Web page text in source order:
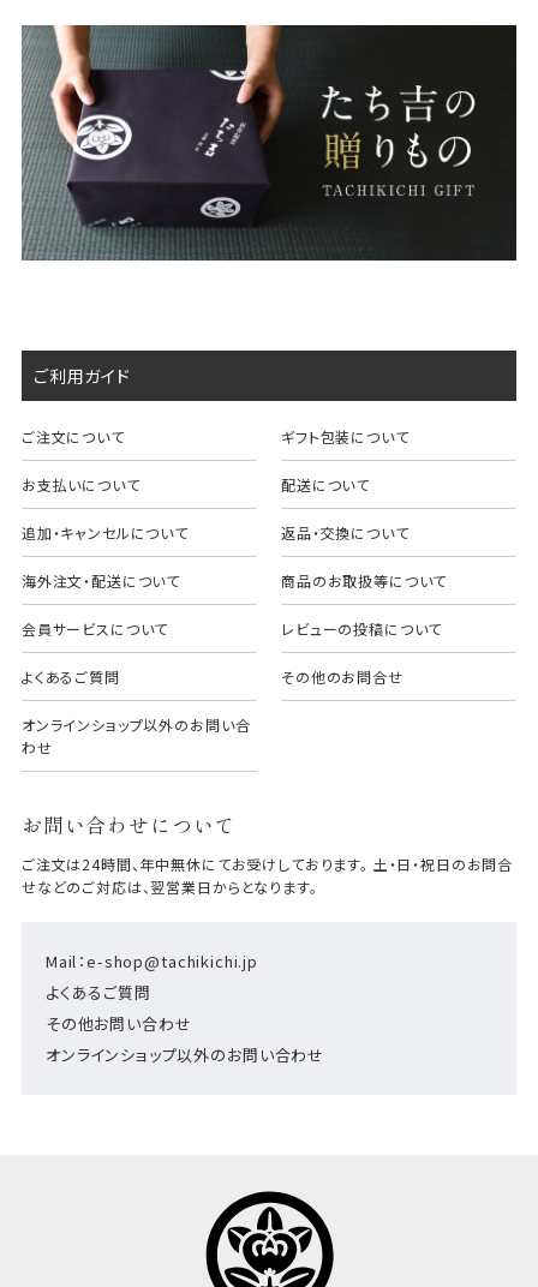
ご利用ガイド
ご注文について ギフト包装について
お支払いについて 配送について
追加・キャンセルについて 返品・交換について
海外注文・配送について 商品のお取扱等について
会員サービスについて レビューの投稿について
よくあるご質問 その他のお問合せ
オンラインショップ以外のお問い合
わせ
お問い合わせについて
Mail：e-shop@tachikichi.jp
よくあるご質問
その他お問い合わせ
オンラインショップ以外のお問い合わせ
ご注文は24時間、年中無休にてお受けしております。 土・日・祝日のお問合
せなどのご対応は、翌営業日からとなります。